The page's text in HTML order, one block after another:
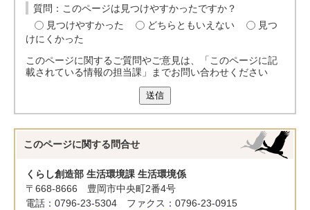
質問：このページは見つけやすかったですか？
見つけやすかった
どちらともいえない
見つ
けにくかった
このページに関するご質問やご意見は、「このページに記
載されている情報の担当課」までお問い合わせください
送信
このページに関する 問合せ
くらし創造部 生活環境課 生活環境係
〒668-8666 豊岡市中央町2番4号
電話：0796-23-5304 ファクス：0796-23-0915